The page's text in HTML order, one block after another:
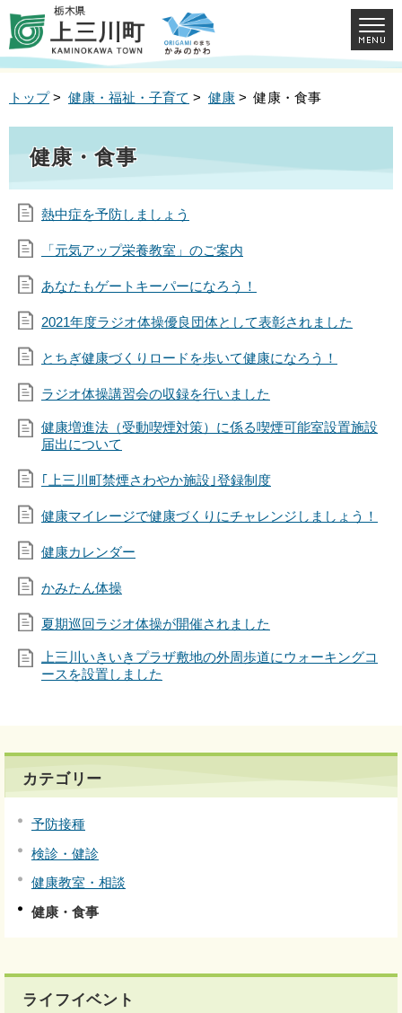
トップ> 健康・福祉・子育て > 健康 > 健康・食事
健康・食事
熱中症を予防しましょう
「元気アップ栄養教室」のご案内
あなたもゲートキーパーになろう！
2021年度ラジオ体操優良団体として表彰されました
とちぎ健康づくりロードを歩いて健康になろう！
ラジオ体操講習会の収録を行いました
健康増進法（受動喫煙対策）に係る喫煙可能室設置施設
届出について
｢上三川町禁煙さわやか施設｣登録制度
健康マイレージで健康づくりにチャレンジしましょう！
健康カレンダー
かみたん体操
夏期巡回ラジオ体操が開催されました
上三川いきいきプラザ敷地の外周歩道にウォーキングコ
ースを設置しました
カテゴリー
予防接種
検診・健診
健康教室・相談
健康・食事
ライフイベント